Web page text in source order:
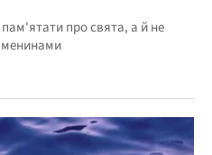
про свята, а й не